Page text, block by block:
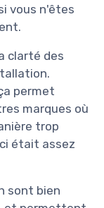
vous n'êtes
clarté des
permet
marques où
trop
était assez
sont bien